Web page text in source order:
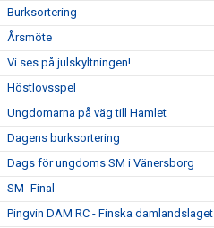
Burksortering
Årsmöte
Vi ses på julskyltningen!
Höstlovsspel
Ungdomarna på väg till Hamlet
Dagens burksortering
Dags för ungdoms SM i Vänersborg
SM -Final
Pingvin DAM RC - Finska damlandslaget